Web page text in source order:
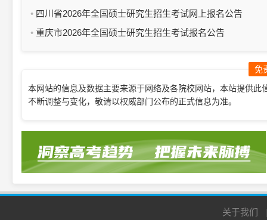
四川省2026年全国硕士研究生招生考试网上报名公告
重庆市2026年全国硕士研究生招生考试报名公告
免
本网站的信息及数据主要来源于网络及各院校网站，本站提供
不断调整与变化，敬请以权威部门公布的正式信息为准。
关于我们